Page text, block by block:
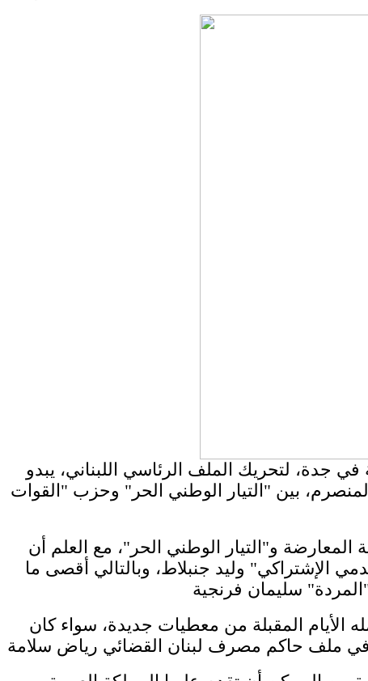
جدة، لتحريك الملف الرئاسي اللبناني، يبدو
بين "​التيار الوطني الحر​" وحزب "القوات
و"التيار الوطني الحر"، مع العلم أن
الإشتراكي" ​وليد جنبلاط​، وبالتالي أقصى ما
الأيام المقبلة من معطيات جديدة، سواء كان